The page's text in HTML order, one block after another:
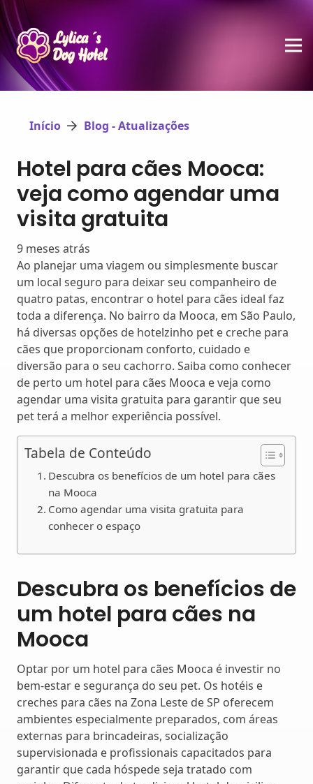
Início Blog - Atualizações
Hotel para cães Mooca:
veja como agendar uma
visita gratuita
9 meses atrás
Ao planejar uma viagem ou simplesmente buscar
um local seguro para deixar seu companheiro de
quatro patas, encontrar o hotel para cães ideal faz
toda a diferença. No bairro da Mooca, em São Paulo,
há diversas opções de hotelzinho pet e creche para
cães que proporcionam conforto, cuidado e
diversão para o seu cachorro. Saiba como conhecer
de perto um hotel para cães Mooca e veja como
agendar uma visita gratuita para garantir que seu
pet terá a melhor experiência possível.
Tabela de Conteúdo
Descubra os benefícios de um hotel para cães
na Mooca
Como agendar uma visita gratuita para
conhecer o espaço
Descubra os benefícios de
um hotel para cães na
Mooca
Optar por um hotel para cães Mooca é investir no
bem-estar e segurança do seu pet. Os hotéis e
creches para cães na Zona Leste de SP oferecem
ambientes especialmente preparados, com áreas
externas para brincadeiras, socialização
supervisionada e profissionais capacitados para
garantir que cada hóspede seja tratado com